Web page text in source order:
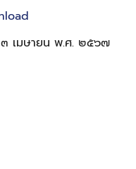
เมษายน พ.ศ. ๒๕๖๗